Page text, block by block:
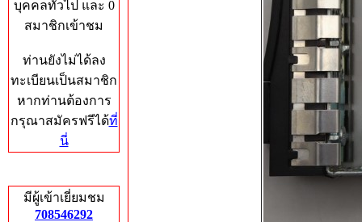
บุคคลทั่วไป และ 0
สมาชิกเข้าชม
ท่านยังไม่ได้ลง
ทะเบียนเป็นสมาชิก
หากท่านต้องการ
กรุณาสมัครฟรีได้ที่
นี่
มีผู้เข้าเยี่ยมชม
708546292